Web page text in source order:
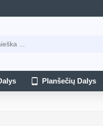
Planšečių Dalys